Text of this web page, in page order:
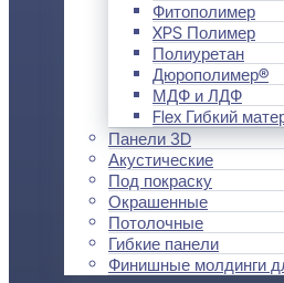
Фитополимер
XPS Полимер
Полиуретан
Дюрополимер®
МДФ и ЛДФ
Flex Гибкий
Панели 3D
Акустические
Под покраску
Окрашенные
Потолочные
Гибкие панели
Финишные молдинги